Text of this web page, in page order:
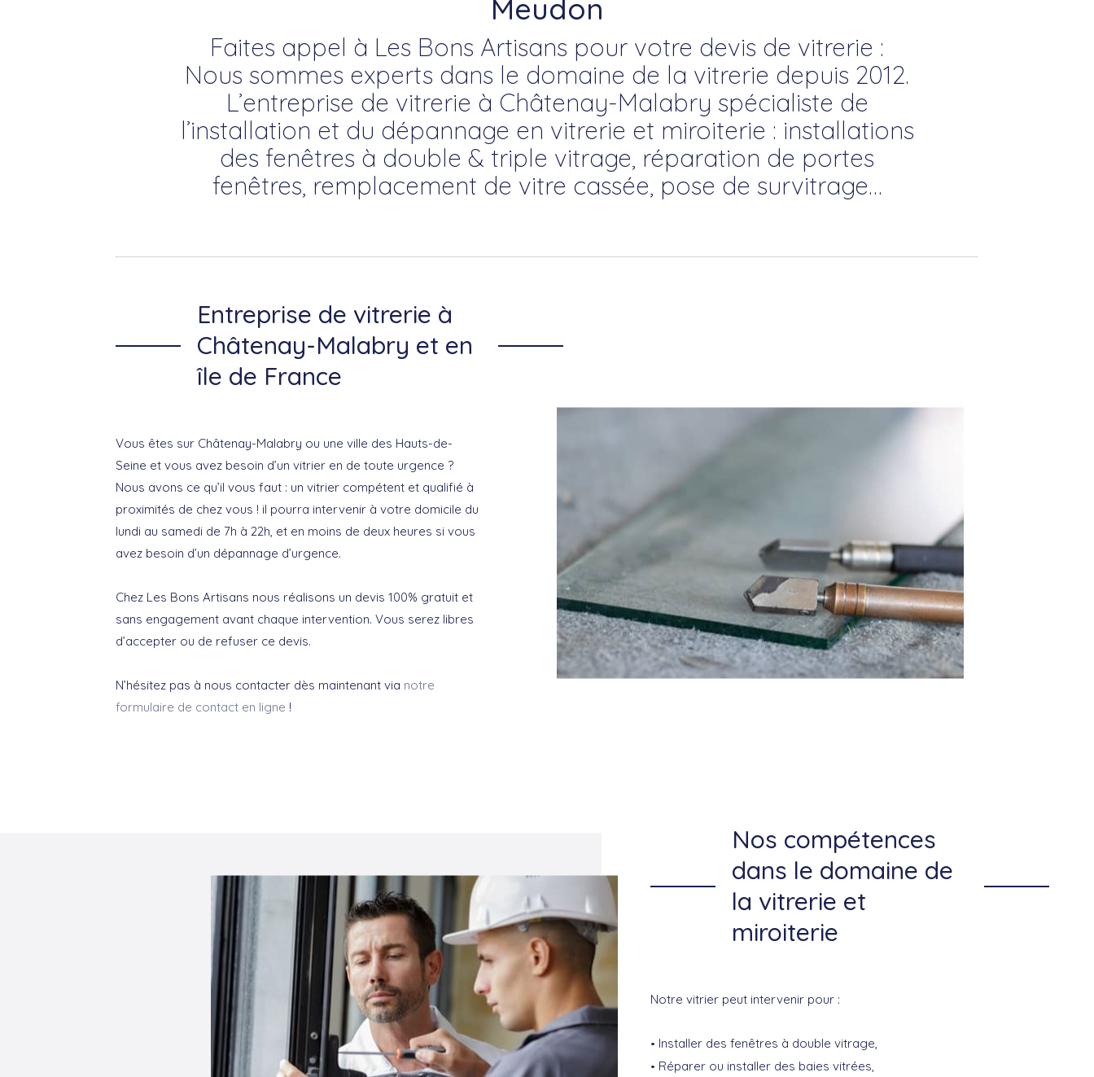
Meudon
Faites appel à Les Bons Artisans pour votre devis de vitrerie :
Nous sommes experts dans le domaine de la vitrerie depuis 2012.
L’entreprise de vitrerie à Châtenay-Malabry spécialiste de
l’installation et du dépannage en vitrerie et miroiterie : installations
des fenêtres à double & triple vitrage, réparation de portes
fenêtres, remplacement de vitre cassée, pose de survitrage…
Entreprise de vitrerie à
Châtenay-Malabry et en
île de France
Vous êtes sur Châtenay-Malabry ou une ville des Hauts-de-
Seine et vous avez besoin d’un vitrier en de toute urgence ?
Nous avons ce qu’il vous faut : un vitrier compétent et qualifié à
proximités de chez vous ! il pourra intervenir à votre domicile du
lundi au samedi de 7h à 22h, et en moins de deux heures si vous
avez besoin d’un dépannage d’urgence.
Chez Les Bons Artisans nous réalisons un devis 100% gratuit et
sans engagement avant chaque intervention. Vous serez libres
d’accepter ou de refuser ce devis.
N’hésitez pas à nous contacter dès maintenant via notre
formulaire de contact en ligne !
Nos compétences
dans le domaine de
la vitrerie et
miroiterie
Notre vitrier peut intervenir pour :
Installer des fenêtres à double vitrage,
Réparer ou installer des baies vitrées,